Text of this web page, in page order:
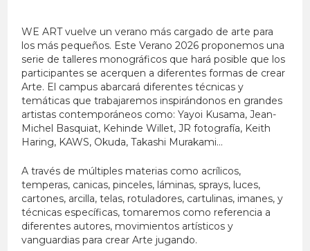
WE ART vuelve un verano más cargado de arte para
los más pequeños. Este Verano 2026 proponemos una
serie de talleres monográficos que hará posible que los
participantes se acerquen a diferentes formas de crear
Arte. El campus abarcará diferentes técnicas y
temáticas que trabajaremos inspirándonos en grandes
artistas contemporáneos como: Yayoi Kusama, Jean-
Michel Basquiat, Kehinde Willet, JR fotografía, Keith
Haring, KAWS, Okuda, Takashi Murakami…
A través de múltiples materias como acrílicos,
temperas, canicas, pinceles, láminas, sprays, luces,
cartones, arcilla, telas, rotuladores, cartulinas, imanes, y
técnicas específicas, tomaremos como referencia a
diferentes autores, movimientos artísticos y
vanguardias para crear Arte jugando.